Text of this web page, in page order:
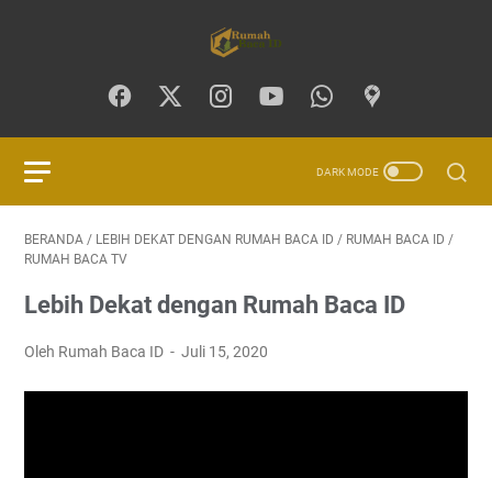
BERANDA / LEBIH DEKAT DENGAN RUMAH BACA ID / RUMAH BACA ID /
RUMAH BACA TV
Lebih Dekat dengan Rumah Baca ID
Oleh Rumah Baca ID Juli 15, 2020